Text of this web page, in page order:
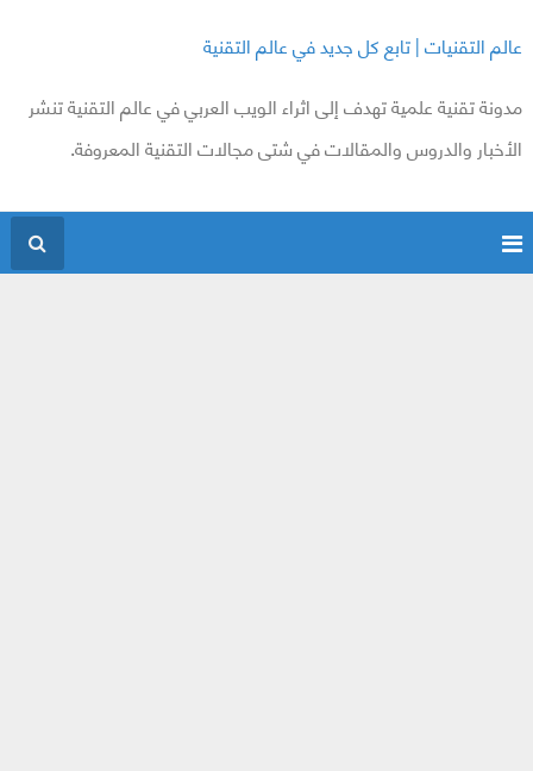
عالم التقنيات | تابع كل جديد في عالم التقنية
مدونة تقنية علمية تهدف إلى اثراء الويب العربي في عالم التقنية تنشر
الأخبار والدروس والمقالات في شتى مجالات التقنية المعروفة.